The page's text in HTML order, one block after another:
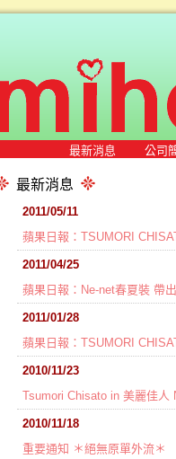
最新消息 公司
最新消息
2011/05/11
蘋果日報：TSUMORI
2011/04/25
蘋果日報：Ne-net春夏裝 帶
2011/01/28
蘋果日報：TSUMORI
2010/11/23
Tsumori Chisato in 美麗佳人
2010/11/18
重要通知 ＊絕無原單外流＊